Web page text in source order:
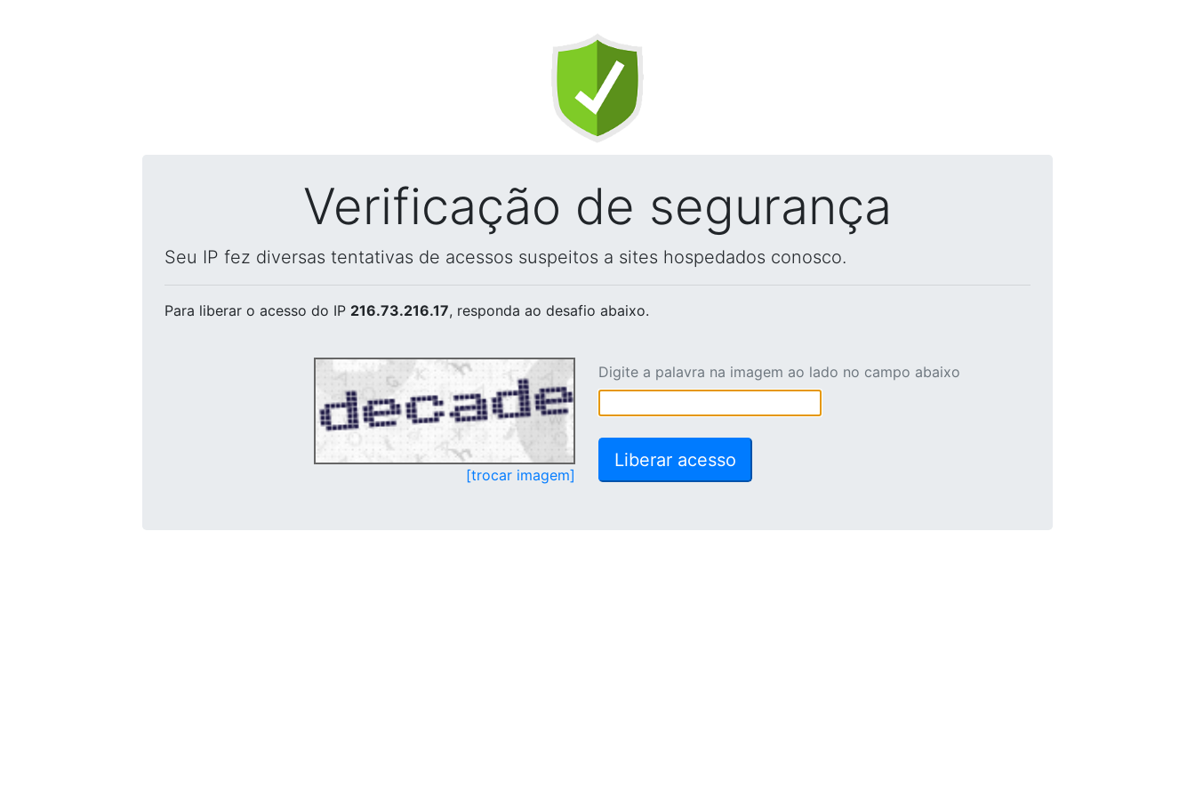
Verificação de segurança
Seu IP fez diversas tentativas de acessos suspeitos a sites hospedados conosco.
Para liberar o acesso do IP 216.73.216.17, responda ao desafio abaixo.
[trocar imagem]
Digite a palavra na imagem ao lado no campo abaixo